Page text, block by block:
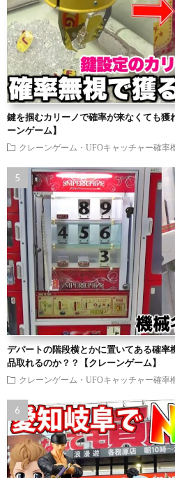
鍵を掴むカリーノで確率が来なくても
ーンゲーム】
クレーンゲーム・UFOキャッチャー確率
デパートの階段横とかに置いてある確率
品取れるのか？？【クレーンゲーム】
クレーンゲーム・UFOキャッチャー確率